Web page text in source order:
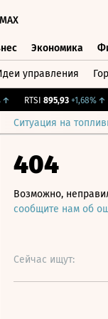
MAX
Экономика
управления
RTSI 895,93 +1,68%↑
Ситуация на
404
Возможно,
сообщите нам об
Сейчас ищут: